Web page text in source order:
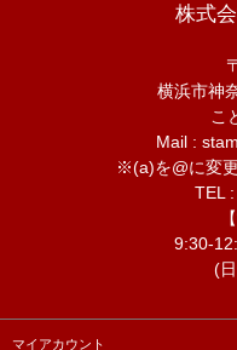
株式
横浜市神
こ
Mail :
※(a)を@に変
TEL
9:30-
(
マイアカウント